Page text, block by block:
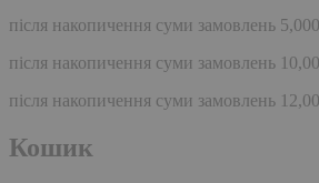
після накопичення суми замовлень
після накопичення суми замовлень
після накопичення суми замовлень
Кошик